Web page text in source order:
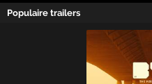
Populaire trailers